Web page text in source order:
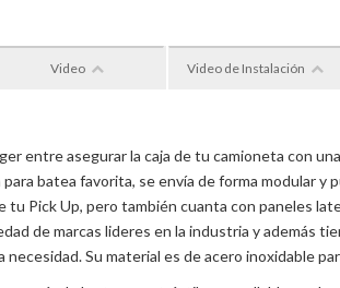
Video Video de Instalación
entre asegurar la caja de tu camioneta con
batea favorita, se envía de forma modular y
tu Pick Up, pero también cuanta con paneles
de marcas lideres en la industria y además
necesidad. Su material es de acero inoxidable